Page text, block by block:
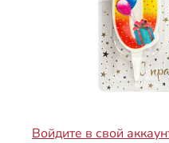
Войдите в свой